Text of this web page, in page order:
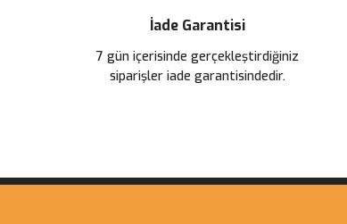
İade Garantisi
7 gün içerisinde gerçekleştirdiğiniz
siparişler iade garantisindedir.